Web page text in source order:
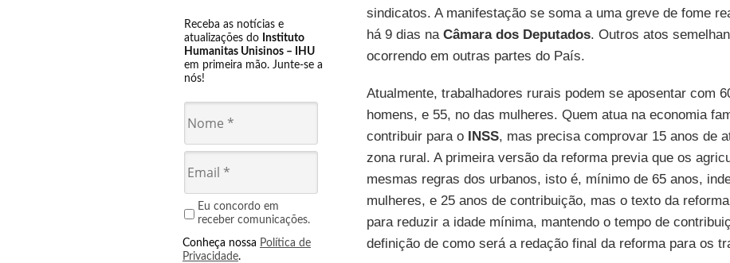
Receba as notícias e
atualizações do Instituto
Humanitas Unisinos – IHU
em primeira mão. Junte-se a
nós!
Eu concordo em
receber comunicações.
Conheça nossa Política de
Privacidade.
sindicatos. A manifestação se soma a uma greve de fome
há 9 dias na Câmara dos Deputados. Outros atos
ocorrendo em outras partes do País.
Atualmente, trabalhadores rurais podem se aposentar com
homens, e 55, no das mulheres. Quem atua na economia
contribuir para o INSS, mas precisa comprovar 15 anos de
zona rural. A primeira versão da reforma previa que os
mesmas regras dos urbanos, isto é, mínimo de 65 anos,
mulheres, e 25 anos de contribuição, mas o texto da
para reduzir a idade mínima, mantendo o tempo de
definição de como será a redação final da reforma para os